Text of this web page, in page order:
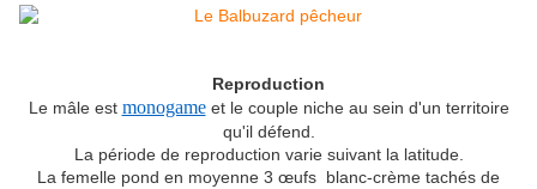
Reproduction
Le mâle est monogameet le couple niche au sein d'un territoire
qu'il défend.
La période de reproduction varie suivant la latitude.
La femelle pond en moyenne 3 œufs blanc-crème tachés de